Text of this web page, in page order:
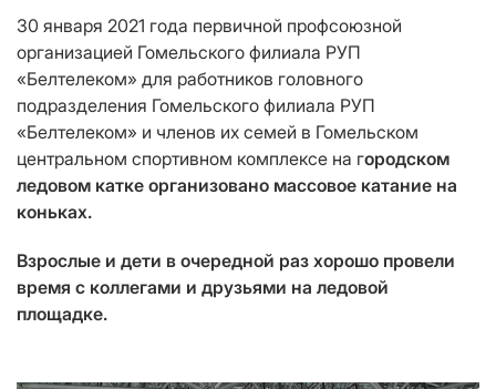
30 января 2021 года первичной профсоюзной
организацией Гомельского филиала РУП
«Белтелеком» для работников головного
подразделения Гомельского филиала РУП
«Белтелеком» и членов их семей в Гомельском
центральном спортивном комплексе на городском
ледовом катке организовано массовое катание на
коньках.
Взрослые и дети в очередной раз хорошо провели
время с коллегами и друзьями на ледовой
площадке.